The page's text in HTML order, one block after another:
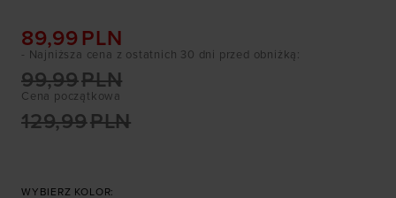
89,99 PLN
Cena początkowa
129,99PLN
99,99PLN
- Najniższa cena z ostatnich 30 dni przed obniżką:
WYBIERZ KOLOR: